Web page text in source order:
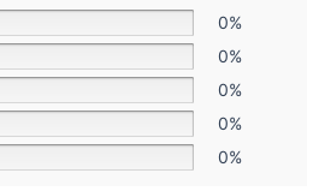
0%
0%
0%
0%
0%